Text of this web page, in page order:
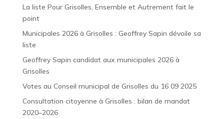
La liste Pour Grisolles, Ensemble et Autrement fait le
point
Municipales 2026 à Grisolles : Geoffrey Sapin dévoile sa
liste
Geoffrey Sapin candidat aux municipales 2026 à
Grisolles
Votes au Conseil municipal de Grisolles du 16 09 2025
Consultation citoyenne à Grisolles : bilan de mandat
2020–2026